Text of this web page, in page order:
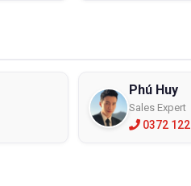
Phú Huy
Sales Expert
0372